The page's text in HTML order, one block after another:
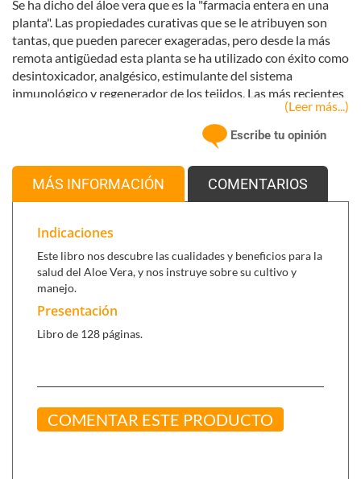
Se ha dicho del áloe vera que es la "farmacia entera en una
planta". Las propiedades curativas que se le atribuyen son
tantas, que pueden parecer exageradas, pero desde la más
remota antigüedad esta planta se ha utilizado con éxito como
desintoxicador, analgésico, estimulante del sistema
inmunológico y regenerador de los tejidos. Las más recientes
investigaciones han descubierto que es, además, un potente
antiséptico natural, que actúa como antibiótico y bactericida,
un poderoso fungicida y antivírico ideal para tratar
afecciones como:
Inflamaciones intestinales
Úlceras de estómago
Dolor de garganta
Afecciones y llagas
Afecciones cutáneas
Quemaduras y picaduras
Heridas y cortes La presente guía nos enseña a cultivar
áloe vera en nuestra propia casa y a utilizado y nos
explica qué requisitos han de tener los áloes de
(Leer más...)
Escribe tu opinión
MÁS INFORMACIÓN COMENTARIOS
Indicaciones
Este libro nos descubre las cualidades y beneficios para la
salud del Aloe Vera, y nos instruye sobre su cultivo y
manejo.
Presentación
Libro de 128 páginas.
COMENTAR ESTE PRODUCTO